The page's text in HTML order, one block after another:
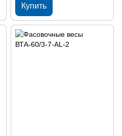
Купить